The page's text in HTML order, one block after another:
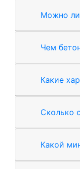
Можно ли
Чем
Какие
Сколько
Какой